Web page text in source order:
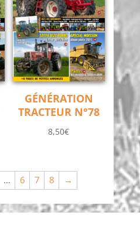
GÉNÉRATION
TRACTEUR N°78
8,50€
… 6 7 8 →